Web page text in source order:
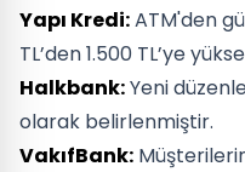
Yapı Kredi:ATM'den
TL’den 1.500 TL’ye
Halkbank:Yeni
olarak belirlenmiştir.
VakıfBank: